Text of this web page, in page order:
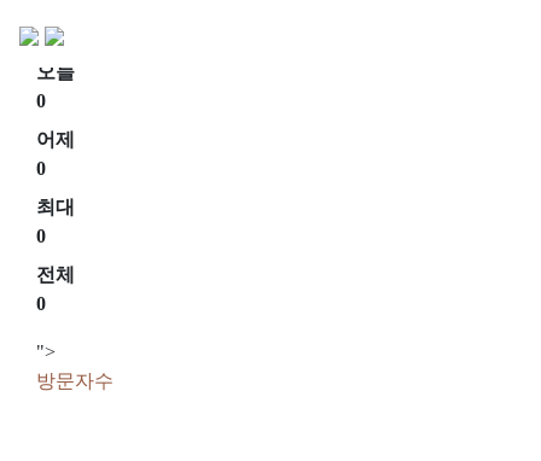
로그인
오늘
0
어제
0
최대
0
전체
0
">
방문자수